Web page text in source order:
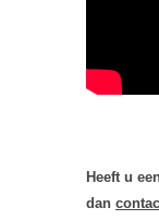
Heeft u
dan